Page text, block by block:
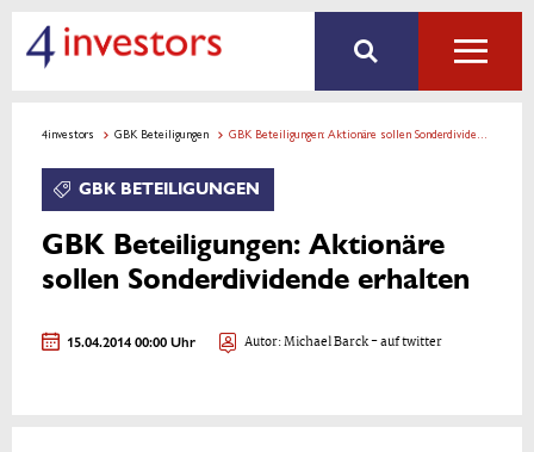
4investors GBK Beteiligungen GBK Beteiligungen: Aktionäre sollen Sonderdividende erhalten
GBK BETEILIGUNGEN
GBK Beteiligungen: Aktionäre
sollen Sonderdividende erhalten
15.04.2014 00:00 Uhr Autor:Michael Barck- auf twitter